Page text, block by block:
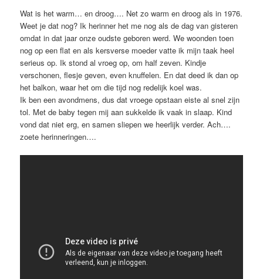
Wat is het warm… en droog…. Net zo warm en droog als in 1976.
Weet je dat nog? Ik herinner het me nog als de dag van gisteren
omdat in dat jaar onze oudste geboren werd. We woonden toen
nog op een flat en als kersverse moeder vatte ik mijn taak heel
serieus op. Ik stond al vroeg op, om half zeven. Kindje
verschonen, flesje geven, even knuffelen. En dat deed ik dan op
het balkon, waar het om die tijd nog redelijk koel was.
Ik ben een avondmens, dus dat vroege opstaan eiste al snel zijn
tol. Met de baby tegen mij aan sukkelde ik vaak in slaap. Kind
vond dat niet erg, en samen sliepen we heerlijk verder. Ach….
zoete herinneringen….